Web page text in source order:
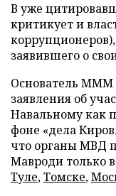
В уже
критикует и
заявившего о
Основатель МММ
заявления об
Навальному как
фоне «дела
что органы МВД
Мавроди только
Туле,Томске,